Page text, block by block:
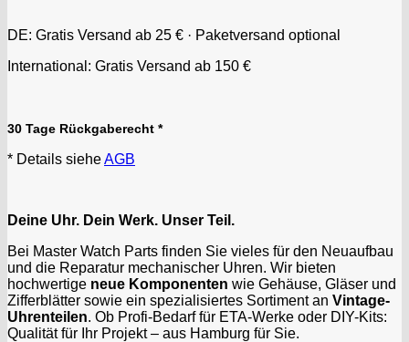
DE: Gratis Versand ab 25 € · Paketversand optional
International: Gratis Versand ab 150 €
30 Tage Rückgaberecht *
* Details sieheAGB
Deine Uhr. Dein Werk. Unser Teil.
Bei Master Watch Parts finden Sie vieles für den Neuaufbau
und die Reparatur mechanischer Uhren. Wir bieten
hochwertige neue Komponenten wie Gehäuse, Gläser und
Zifferblätter sowie ein spezialisiertes Sortiment an Vintage-
Uhrenteilen. Ob Profi-Bedarf für ETA-Werke oder DIY-Kits:
Qualität für Ihr Projekt – aus Hamburg für Sie.